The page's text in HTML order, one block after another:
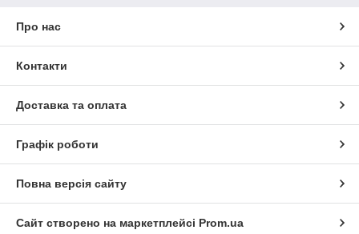
Про нас
Контакти
Доставка та оплата
Графік роботи
Повна версія сайту
Сайт створено на маркетплейсі Prom.ua